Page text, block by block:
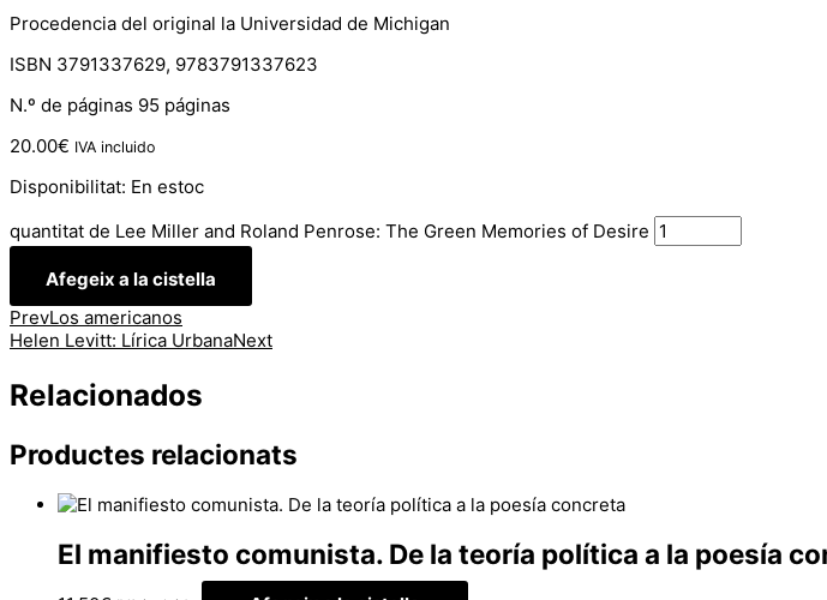
Procedencia del original la Universidad de Michigan
ISBN 3791337629, 9783791337623
N.º de páginas 95 páginas
20.00€ IVA incluido
Disponibilitat: En estoc
quantitat de Lee Miller and Roland Penrose: The Green Memories of Desire
Afegeix a la cistella
PrevLos americanos
Helen Levitt: Lírica UrbanaNext
Relacionados
Productes relacionats
El manifiesto comunista. De la teoría política a la poesía